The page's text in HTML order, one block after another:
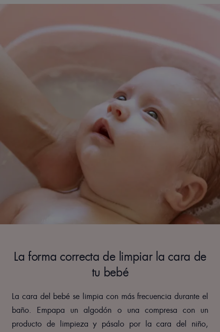
La forma correcta de limpiar la cara de
tu bebé
La cara del bebé se limpia con más frecuencia durante el
baño. Empapa un algodón o una compresa con un
producto de limpieza y pásalo por la cara del niño,